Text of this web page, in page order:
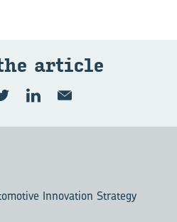
ar­ti­cle
Innovation Strategy